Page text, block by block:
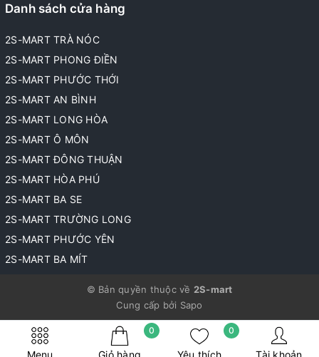
Menu Giỏ hàng
0
Yêu thích
0
Tài khoản
Danh sách cửa hàng
2S-MART TRÀ NÓC
2S-MART PHONG ĐIỀN
2S-MART PHƯỚC THỚI
2S-MART AN BÌNH
2S-MART LONG HÒA
2S-MART Ô MÔN
2S-MART ĐÔNG THUẬN
2S-MART HÒA PHÚ
2S-MART BA SE
2S-MART TRƯỜNG LONG
2S-MART PHƯỚC YÊN
2S-MART BA MÍT
© Bản quyền thuộc về 2S-mart
Cung cấp bởi Sapo